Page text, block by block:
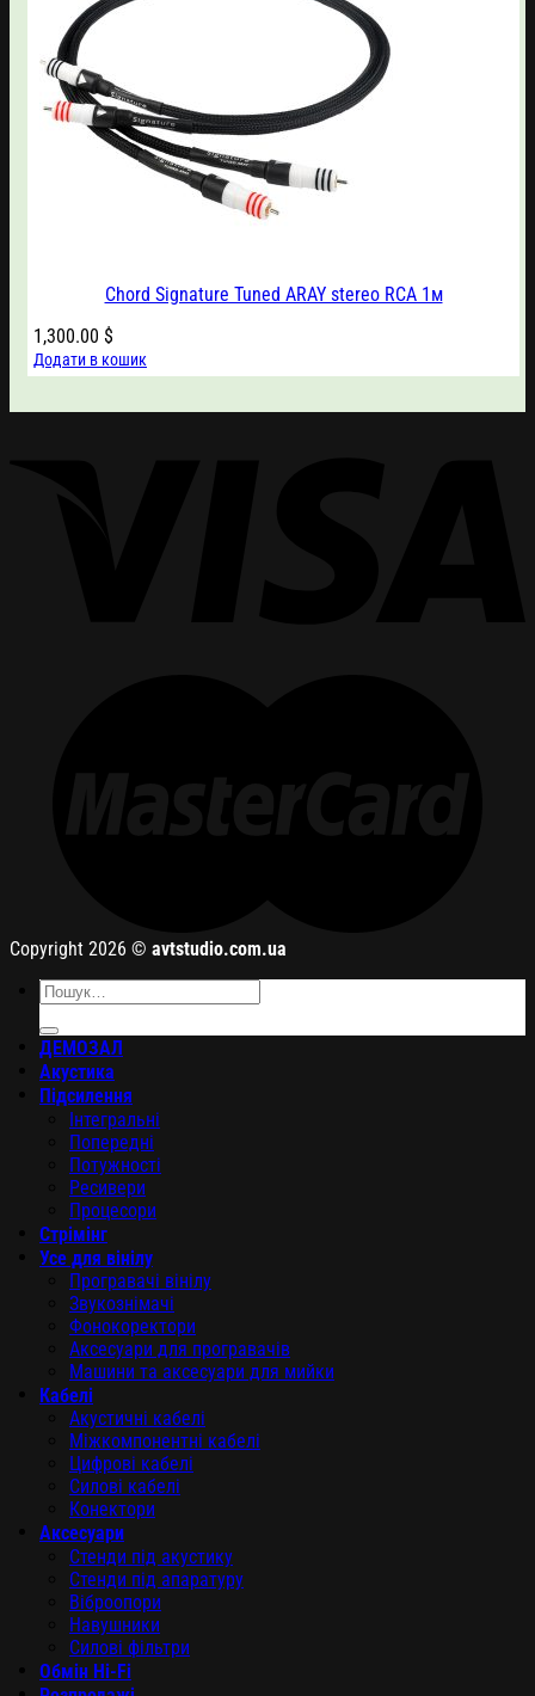
Chord Signature Tuned ARAY stereo RCA 1м
1,300.00 $
Додати в кошик
Copyright 2026 © avtstudio.com.ua
Шукати:
ДЕМОЗАЛ
Акустика
Підсилення
Інтегральні
Попередні
Потужності
Ресивери
Процесори
Стрімінг
Усе для вінілу
Програвачі вінілу
Звукознімачі
Фонокоректори
Аксесуари для програвачів
Машини та аксесуари для мийки
Кабелі
Акустичні кабелі
Міжкомпонентні кабелі
Цифрові кабелі
Силові кабелі
Конектори
Аксесуари
Стенди під акустику
Стенди під апаратуру
Віброопори
Навушники
Силові фільтри
Обмін Hi-Fi